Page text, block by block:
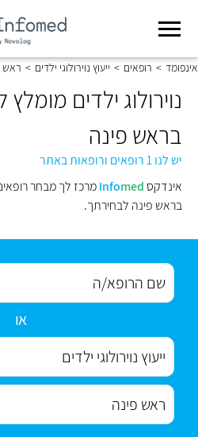
אינפומד > רופאים > ייעוץ נוירולוגי ילדים > ראש
נוירולוג ילדים מומלץ
בראש פינה
יש לנו 1 רופאים ורופאות באתר
אינדקס
Infomed
מרכז לך מבחר רופאים
בראש פינה לבחירתך.
או